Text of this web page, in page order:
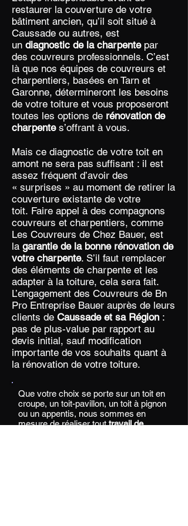
restaurer la couverture de votre
bâtiment ancien, qu’il soit situé à
Caussade ou autres, est
un diagnostic de la charpente par
des couvreurs professionnels. C’est
là que nos équipes de couvreurs et
charpentiers, basées en Tarn et
Garonne, détermineront les besoins
de votre toiture et vous proposeront
toutes les options de rénovation de
charpentes’offrant à vous.
Mais ce diagnostic de votre toit en
amont ne sera pas suffisant : il est
assez fréquent d’avoir des
« surprises » au moment de retirer la
couverture existante de votre
toit. Faire appel à des compagnons
couvreurs et charpentiers, comme
Les Couvreurs de Chez Bauer, est
la garantie de la bonne rénovation de
votre charpente. S’il faut remplacer
des éléments de charpente et les
adapter à la toiture, cela sera fait.
L’engagement des Couvreurs de Bn
Pro Entreprise Bauer auprès de leurs
clients de Caussade et sa Région :
pas de plus-value par rapport au
devis initial, sauf modification
importante de vos souhaits quant à
la rénovation de votre toiture.
Que votre choix se porte sur un toit en
croupe, un toit-pavillon, un toit à pignon
ou un appentis, nous sommes en
mesure de réaliser touttravail de